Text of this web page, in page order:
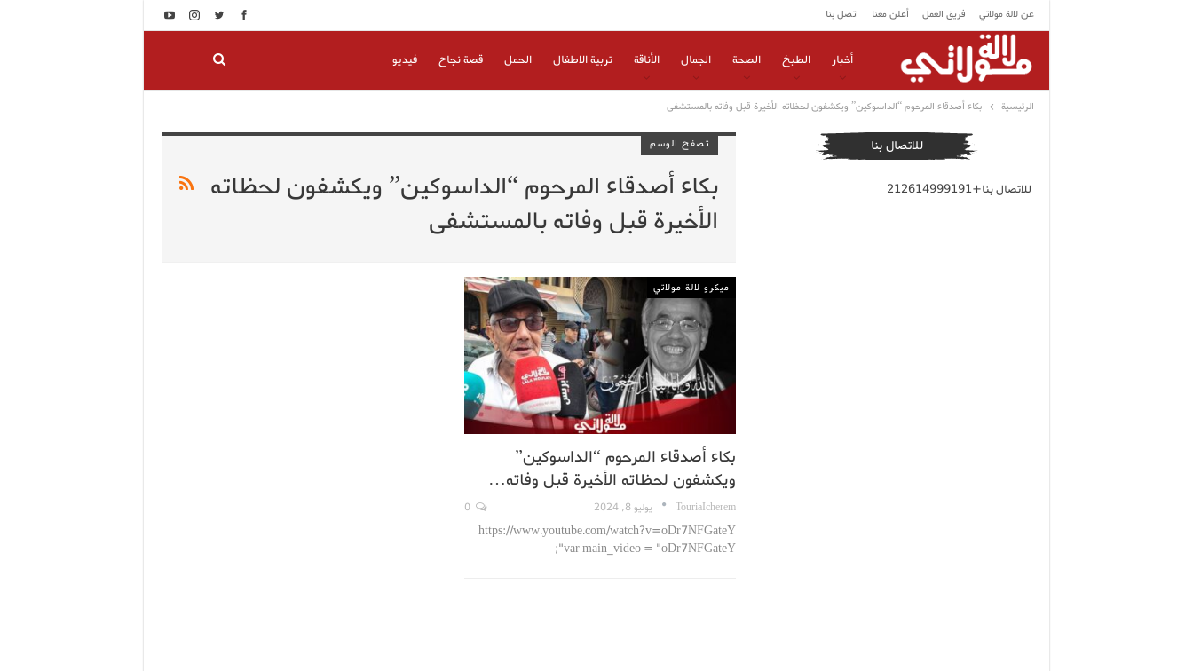
عن لالة مولاتي فريق العمل أعلن معنا اتصل بنا
أخبار الطبخ الصحة الجمال الأناقة تربية الاطفال الحمل قصة نجاح فيديو
الرئيسية بكاء أصدقاء المرحوم “الداسوكين” ويكشفون لحظاته الأخيرة قبل وفاته بالمستشفى
تصفح الوسم
بكاء أصدقاء المرحوم “الداسوكين” ويكشفون لحظاته
الأخيرة قبل وفاته بالمستشفى
ميكرو لالة مولاتي
بكاء أصدقاء المرحوم “الداسوكين”
ويكشفون لحظاته الأخيرة قبل وفاته…
TouriaIcherem يوليو 8, 2024
https://www.youtube.com/watch?v=oDr7NFGateY
var main_video = "oDr7NFGateY";
للاتصال بنا
للاتصال بنا+212614999191